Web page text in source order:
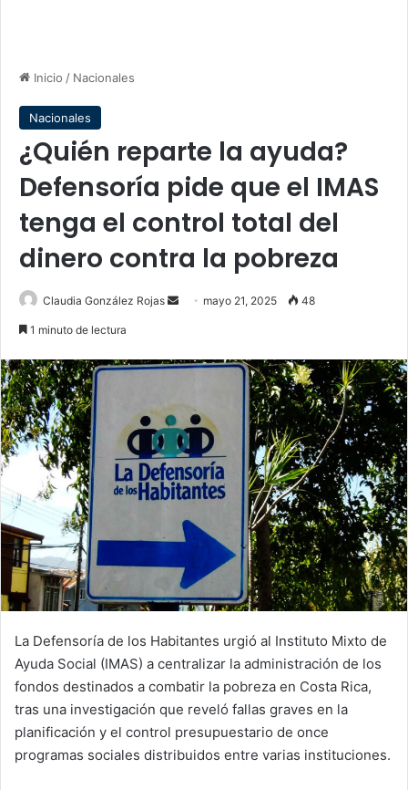
Inicio / Nacionales
Nacionales
¿Quién reparte la ayuda?
Defensoría pide que el IMAS
tenga el control total del
dinero contra la pobreza
Claudia González Rojas
Send mayo 21, 2025 48
1 minuto de lectura
La Defensoría de los Habitantes urgió al Instituto Mixto de
Ayuda Social (IMAS) a centralizar la administración de los
fondos destinados a combatir la pobreza en Costa Rica,
tras una investigación que reveló fallas graves en la
planificación y el control presupuestario de once
programas sociales distribuidos entre varias instituciones.